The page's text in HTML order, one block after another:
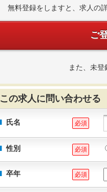
無料登録をしますと、求人の
ご
また、未登
この求人に問い合わせる
氏名 必須
性別 必須
卒年 必須